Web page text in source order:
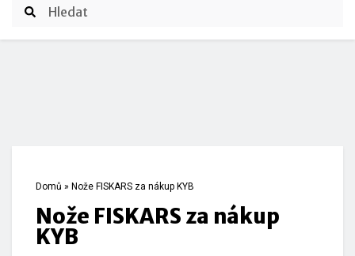
Domů » Nože FISKARS za nákup KYB
Nože FISKARS za nákup
KYB